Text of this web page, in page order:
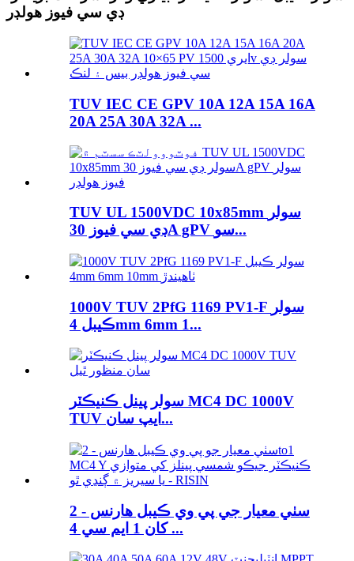
ڊي سي فيوز هولڊر
TUV IEC CE GPV 10A 12A 15A 16A
20A 25A 30A 32A ...
TUV UL 1500VDC 10x85mm سولر
ڊي سي فيوز 30A gPV سو...
1000V TUV 2PfG 1169 PV1-F سولر
ڪيبل 4mm 6mm 1...
سولر پينل ڪنيڪٽر MC4 DC 1000V
TUV ايپ سان...
سٺي معيار جي پي وي ڪيبل هارنس - 2
کان 1 ايم سي 4 ...